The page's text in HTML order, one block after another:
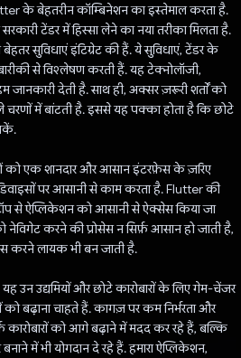
के बेहतरीन कॉम्बिनेशन का इस्तेमाल करता है.
टेंडर में हिस्सा लेने का नया तरीका मिलता है.
सुविधाएं इंटिग्रेट की हैं. ये सुविधाएं, टेंडर के
से विश्लेषण करती हैं. यह टेक्नोलॉजी,
देती है. साथ ही, अक्सर ज़रूरी शर्तों को
में बांटती है. इससे यह पक्का होता है कि छोटे
को एक शानदार और आसान इंटरफ़ेस के ज़रिए
पर आसानी से काम करता है. Flutter की
से ऐप्लिकेशन को आसानी से ऐक्सेस किया जा
करने की प्रोसेस न सिर्फ़ आसान हो जाती है,
करने लायक भी बन जाती है.
उन उद्यमियों और छोटे कारोबारों के लिए गेम-चेंजर
को बढ़ाना चाहते हैं. कागज़ पर कम निर्भरता और
कारोबारों को आगे बढ़ाने में मदद कर रहे हैं, बल्कि
में भी योगदान दे रहे हैं. हमारा ऐप्लिकेशन,